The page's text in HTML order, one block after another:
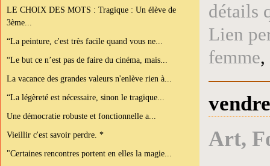
LE CHOIX DES MOTS : Tragique : Un élève de
3ème...
“La peinture, c'est très facile quand vous ne...
“Le but ce n’est pas de faire du cinéma, mais...
La vacance des grandes valeurs n'enlève rien à...
“La légèreté est nécessaire, sinon le tragique...
Une démocratie robuste et fonctionnelle a...
Vieillir c'est savoir perdre. *
"Certaines rencontres portent en elles la magie...
détails
Lien
femme,
Art,